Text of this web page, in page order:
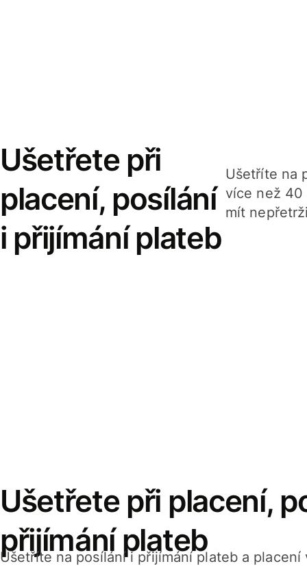
Ušetřete při
placení, posílání
i přijímání plateb
Ušetříte na
více než 40
mít
Ušetřete při placení,
přijímání plateb
Ušetříte na posílání i přijímání plateb a